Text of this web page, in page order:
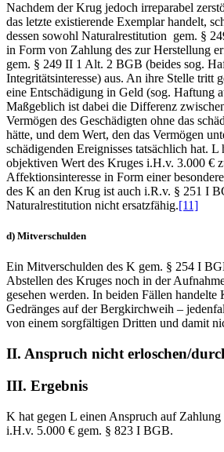
Nachdem der Krug jedoch irreparabel
das letzte existierende Exemplar handelt,
dessen sowohl Naturalrestitution gem. §
in Form von Zahlung des zur Herstellung
gem. § 249 II 1 Alt. 2 BGB (beides sog.
Integritätsinteresse) aus. An ihre Stelle tritt
eine Entschädigung in Geld (sog. Haftung
Maßgeblich ist dabei die Differenz
Vermögen des Geschädigten ohne das
hätte, und dem Wert, den das Vermögen
schädigenden Ereignisses tatsächlich hat. L
objektiven Wert des Kruges i.H.v. 3.000 €
Affektionsinteresse in Form einer
des K an den Krug ist auch i.R.v. § 251 I
Naturalrestitution nicht ersatzfähig.[11]
d) Mitverschulden
Ein Mitverschulden des K gem. § 254 I
Abstellen des Kruges noch in der
gesehen werden. In beiden Fällen handelte
Gedränges auf der Bergkirchweih –
von einem sorgfältigen Dritten und damit
II. Anspruch nicht erloschen/
III. Ergebnis
K hat gegen L einen Anspruch auf Zahlung
i.H.v. 5.000 € gem. § 823 I BGB.